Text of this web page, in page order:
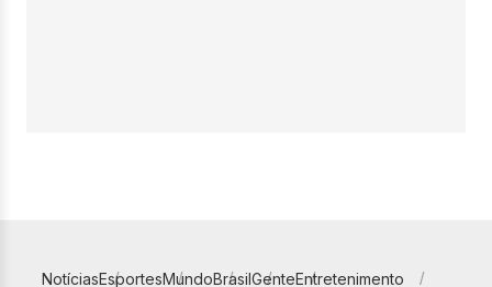
NotíciasEsportesMundoBrasilGenteEntretenimento